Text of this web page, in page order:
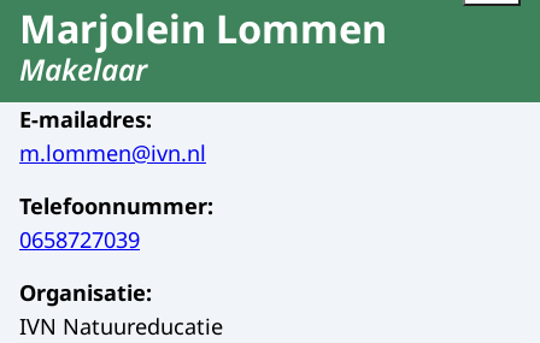
Marjolein Lommen
Makelaar
E-mailadres:
m.lommen@ivn.nl
Telefoonnummer:
0658727039
Organisatie:
IVN Natuureducatie